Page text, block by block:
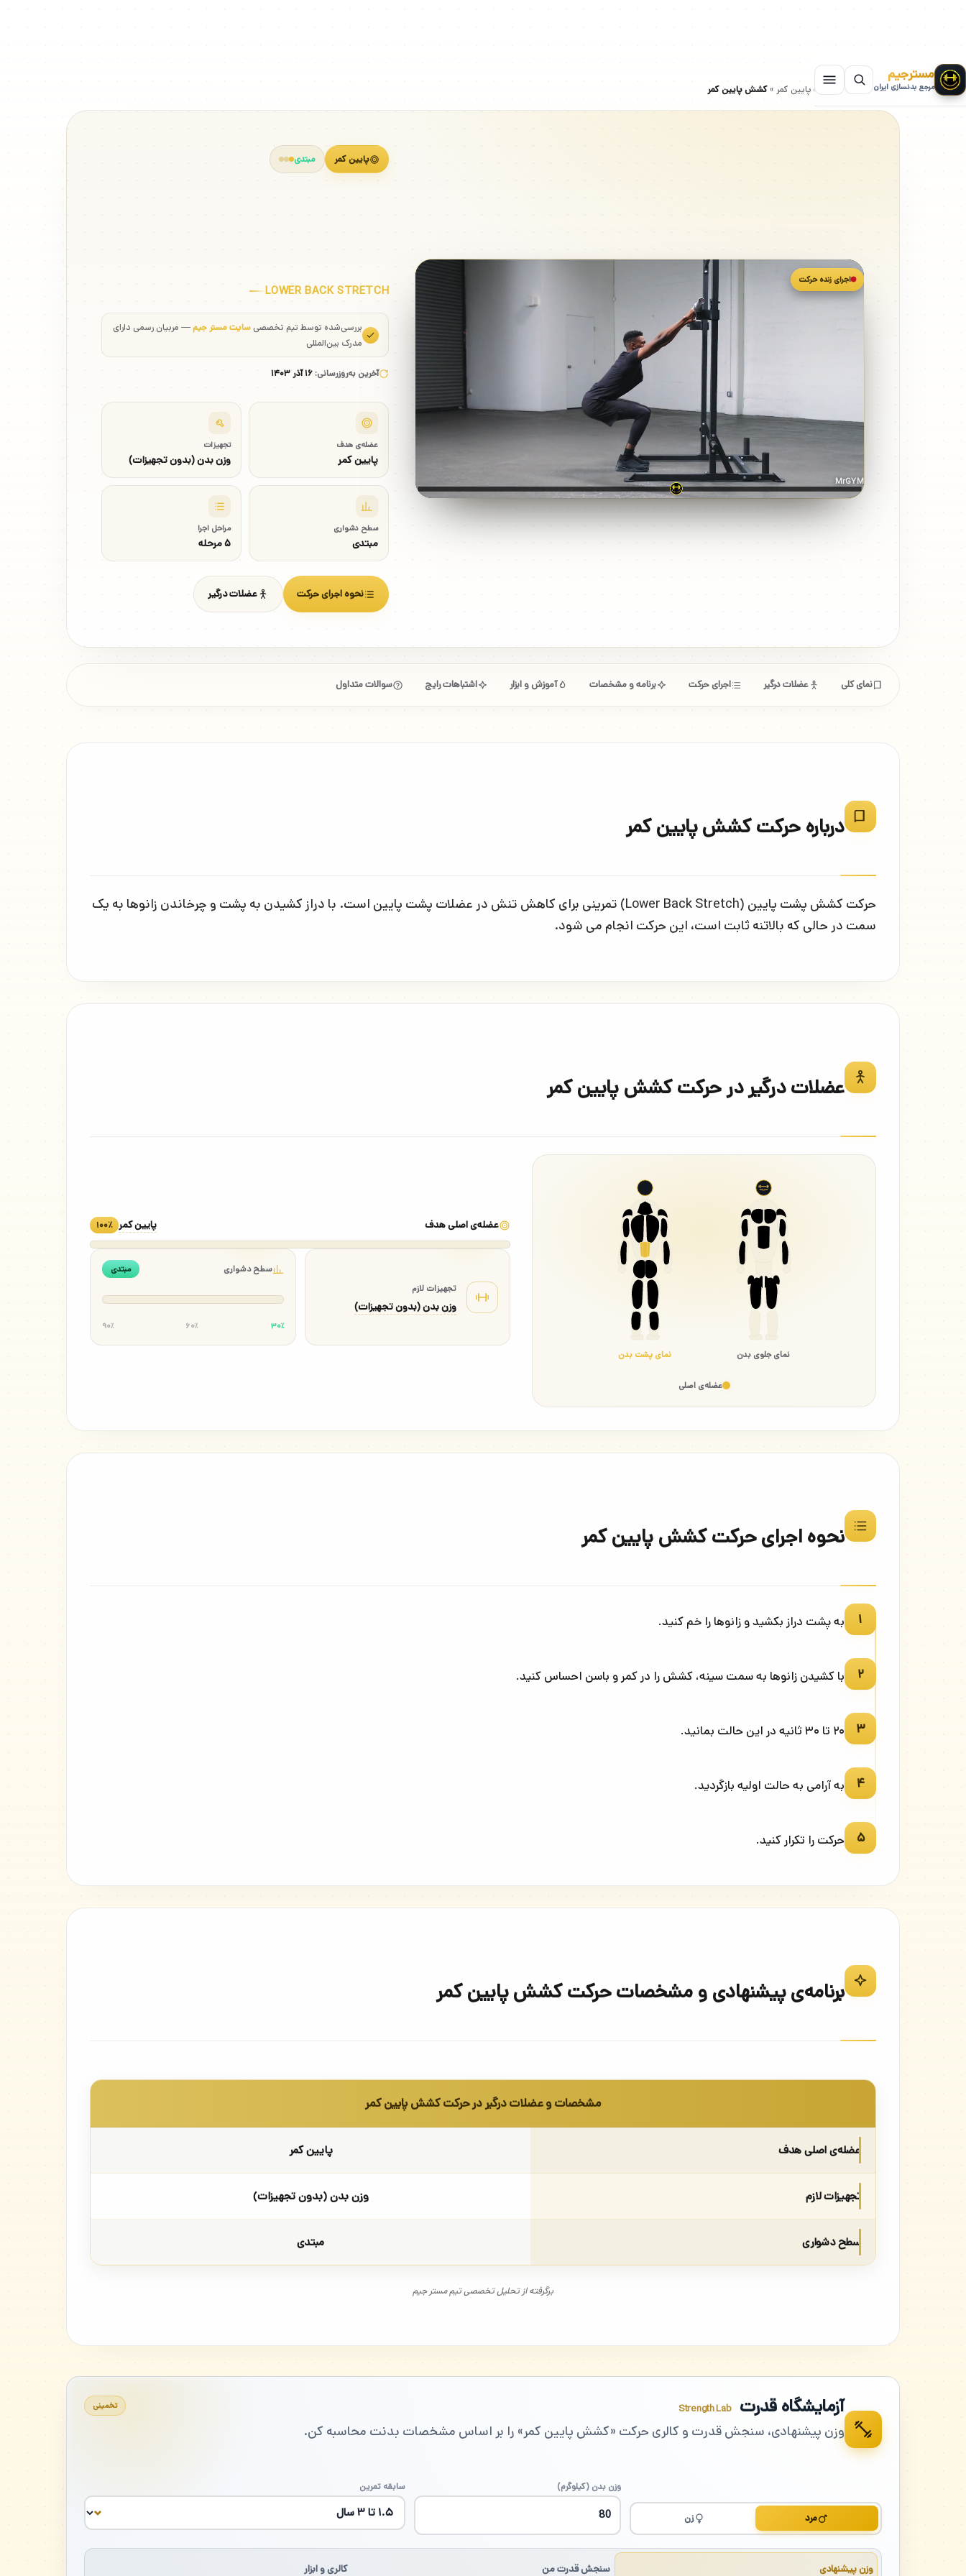
مسترجیم
مرجع بدنسازی ایرانسایت بدنسازی» حرکات پایین کمر » کشش پایین کمر
پایین کمر مبتدی
LOWER BACK STRETCH
بررسی‌شده توسط تیم تخصصی سایت مستر جیم— مربیان رسمی دارای
مدرک بین‌المللی
آخرین به‌روزرسانی: ۱۶ آذر ۱۴۰۳
عضله‌ی هدف
پایین کمر
تجهیزات
وزن بدن (بدون تجهیزات)
سطح دشواری
مبتدی
مراحل اجرا
۵ مرحله
نحوه اجرای حرکت عضلات درگیر
اجرای زنده حرکت
MrGYM
نمای کلی عضلات درگیر اجرای حرکت برنامه و مشخصات آموزش و ابزار اشتباهات رایج سوالات متداول
درباره حرکت کشش پایین کمر
حرکت کشش پشت پایین (Lower Back Stretch) تمرینی برای کاهش تنش در عضلات پشت پایین است. با دراز کشیدن به پشت و چرخاندن زانوها به یک
سمت در حالی که بالاتنه ثابت است، این حرکت انجام می شود.
عضلات درگیر در حرکت کشش پایین کمر
نمای جلوی بدن نمای پشت بدن
عضله‌ی اصلی
عضله‌ی اصلی هدف پایین کمر ۱۰۰٪
تجهیزات لازم
وزن بدن (بدون تجهیزات)
سطح دشواری مبتدی
۳۰٪ ۶۰٪ ۹۰٪
نحوه اجرای حرکت کشش پایین کمر
۱ به پشت دراز بکشید و زانوها را خم کنید.
۲ با کشیدن زانوها به سمت سینه، کشش را در کمر و باسن احساس کنید.
۳ ۲۰ تا ۳۰ ثانیه در این حالت بمانید.
۴ به آرامی به حالت اولیه بازگردید.
۵ حرکت را تکرار کنید.
برنامه‌ی پیشنهادی و مشخصات حرکت کشش پایین کمر
مشخصات و عضلات درگیر در حرکت کشش پایین کمر
عضله‌ی اصلی هدف پایین کمر
تجهیزات لازم وزن بدن (بدون تجهیزات)
سطح دشواری مبتدی
برگرفته از تحلیل تخصصی تیم مستر جیم
آزمایشگاه قدرت Strength Lab
وزن پیشنهادی، سنجش قدرت و کالری حرکت «کشش پایین کمر» را بر اساس مشخصات بدنت محاسبه کن.
تخمینی
مرد زن
وزن بدن (کیلوگرم) سابقه تمرین
وزن پیشنهادی سنجش قدرت من کالری و ابزار